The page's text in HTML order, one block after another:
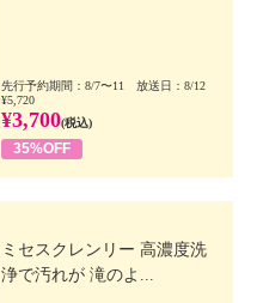
先行予約期間：8/7〜11 放送日：8/12
¥5,720
¥3,700(税込)
35%OFF
ミセスクレンリー 高濃度洗
浄で汚れが 滝のよ...